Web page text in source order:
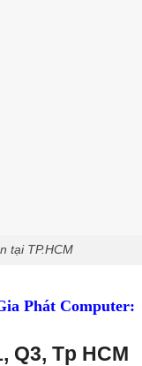
tại TP.HCM
Phát Computer:
Q3, Tp HCM